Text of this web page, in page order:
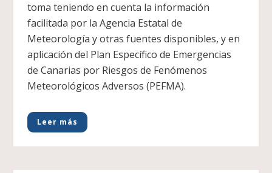
toma teniendo en cuenta la información
facilitada por la Agencia Estatal de
Meteorología y otras fuentes disponibles, y en
aplicación del Plan Específico de Emergencias
de Canarias por Riesgos de Fenómenos
Meteorológicos Adversos (PEFMA).
Leer más